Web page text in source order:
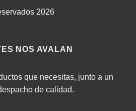
2026
NOS AVALAN
que necesitas, junto a un
de calidad.